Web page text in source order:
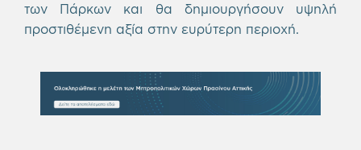
των Πάρκων και θα δημιουργήσουν υψηλή
προστιθέμενη αξία στην ευρύτερη περιοχή.